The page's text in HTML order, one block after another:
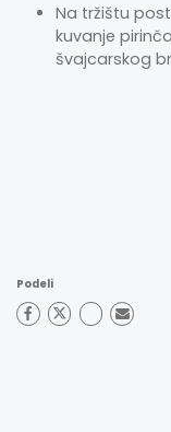
Na tržištu
kuvanje
švajcarskog
Podeli